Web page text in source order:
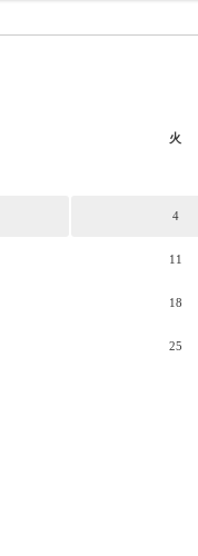
火
4
11
18
25